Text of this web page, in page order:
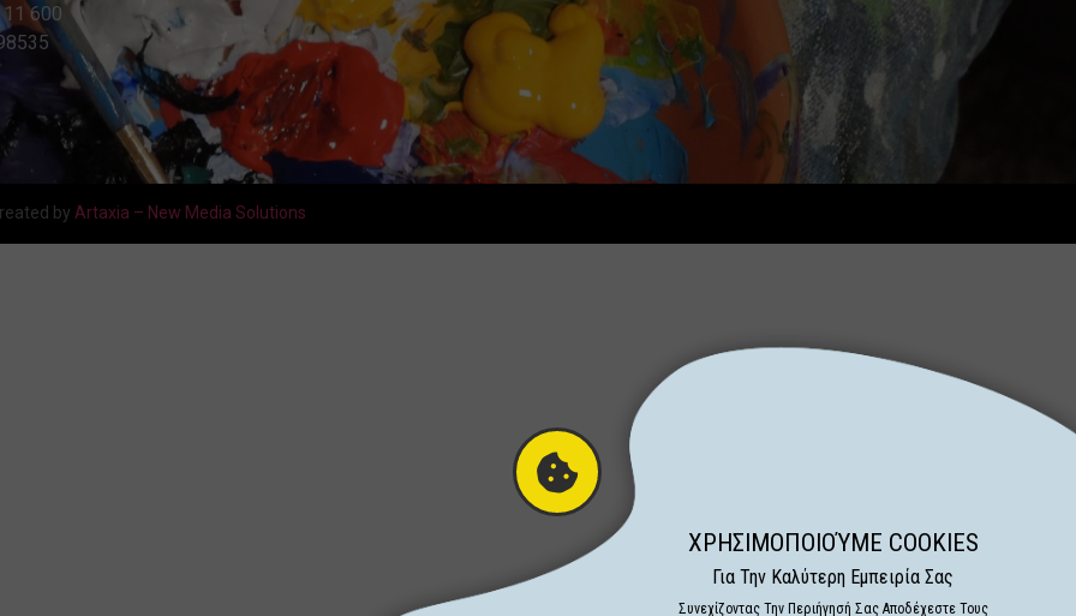
600
by Artaxia – New Media Solutions
ΧΡΗΣΙΜΟΠΟΙΟΎΜΕ COOKIES
Για Την Καλύτερη Εμπειρία Σας
Συνεχίζοντας Την Περιήγησή Σας Αποδέχεστε Τους